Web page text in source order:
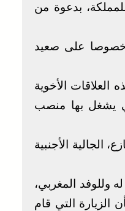
بدعوة من
خصوصا على صعيد
العلاقات الأخوية
يشغل بها منصب
الجالية الأجنبية
وللوفد المغربي،
الزيارة التي قام